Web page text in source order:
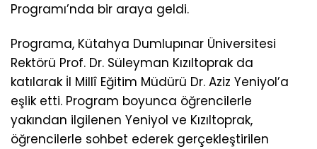
Programı’nda bir araya geldi.
Programa, Kütahya Dumlupınar Üniversitesi
Rektörü Prof. Dr. Süleyman Kızıltoprak da
katılarak İl Millî Eğitim Müdürü Dr. Aziz Yeniyol’a
eşlik etti. Program boyunca öğrencilerle
yakından ilgilenen Yeniyol ve Kızıltoprak,
öğrencilerle sohbet ederek gerçekleştirilen